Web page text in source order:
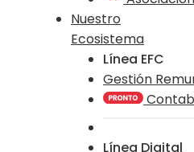
Nuestro
Ecosistema
Línea EFC
Gestión
Línea Digital